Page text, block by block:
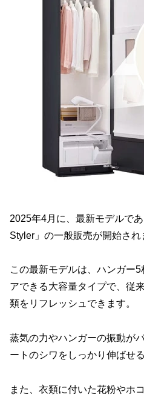
2025年4月に、最新モデルで
Styler」の一般販売が開始され
この最新モデルは、ハンガー
アできる大容量タイプで、従
類をリフレッシュできます。
蒸気の力やハンガーの振動が
ートのシワをしっかり伸ばせ
また、衣類に付いた花粉やホ